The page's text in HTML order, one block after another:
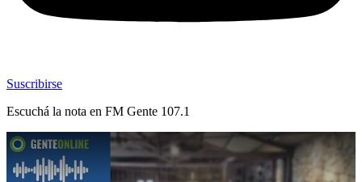
Suscribirse
Escuchá la nota en FM Gente 107.1